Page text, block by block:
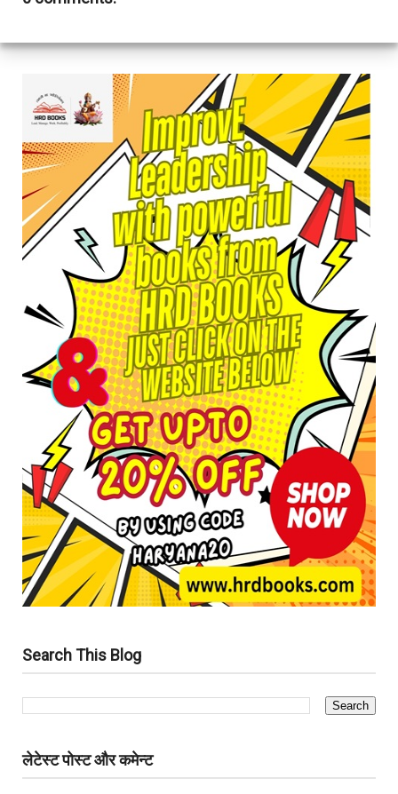
Search This Blog
लेटेस्ट पोस्ट और कमेन्ट